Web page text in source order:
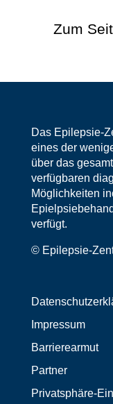
Zum
Das Epilepsie-
eines der
über das
verfügbaren
Möglichkeiten
verfügt.
© Epilepsie-
Impressum
Barrierearmut
Partner
Privatsphäre-